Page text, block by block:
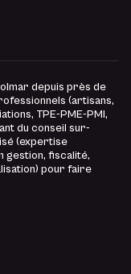
depuis près de
(artisans,
TPE-PME-PMI,
du conseil sur-
(expertise
gestion, fiscalité,
pour faire